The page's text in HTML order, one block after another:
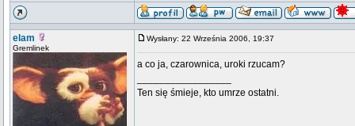
elam
Gremlinek
Wysłany: 22 Września 2006, 19:37
a co ja, czarownica, uroki rzucam?
Ten się śmieje, kto umrze ostatni.